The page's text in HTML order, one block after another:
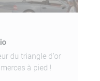
du triangle d'or
à pied !